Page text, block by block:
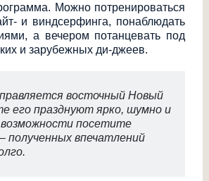
Можно потренироваться
и виндсерфинга, понаблюдать
а вечером потанцевать под
и зарубежных ди-джеев.
восточный Новый
его празднуют ярко, шумно и
посетите
полученных впечатлений